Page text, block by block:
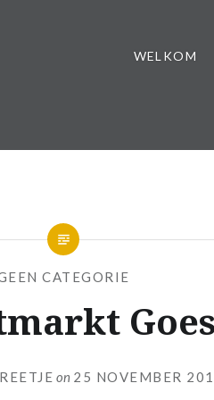
WELKOM
CATEGORIE
Goes
on 25 NOVEMBER